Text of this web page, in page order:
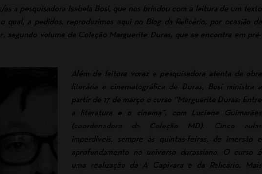
as a pesquisadora Isabela Bosi, que nos brindou com a leitura de um texto
qual, a pedidos, reproduzimos aqui no Blog da Relicário, por ocasião da
, segundo volume da Coleção Marguerite Duras, que se encontra em pré-
Além de leitora voraz e pesquisadora atenta da obra
literária e cinematográfica de Duras, Bosi ministra a
partir de 17 de março o curso “Marguerite Duras: Entre
a literatura e o cinema”, com Luciene Guimarães
(coordenadora da Coleção MD). Cinco aulas
imperdíveis, sempre às quintas-feiras, de imersão e
aprofundamento no universo durassiano. O curso é
uma realização da A Capivara e da Relicário. Mais